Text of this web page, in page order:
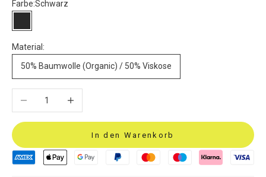
Farbe:Schwarz
Schwarz
Material:
50% Baumwolle (Organic) / 50% Viskose
Anzahl verringern
In den Warenkorb